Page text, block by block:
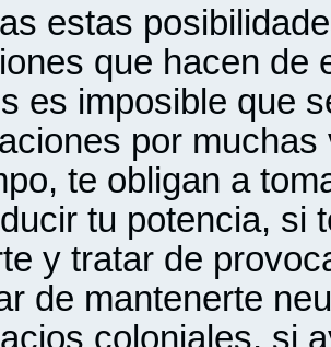
estas
que hacen de
es imposible que
por
te obligan a
tu potencia, si
y tratar de
de mantenerte
coloniales, si